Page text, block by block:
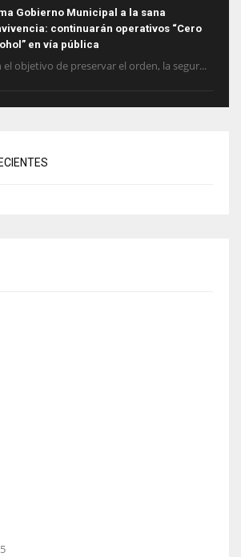
Gobierno Municipal a la sana
continuarán operativos “Cero
en vía pública
el objetivo de preservar el orden, la segur...